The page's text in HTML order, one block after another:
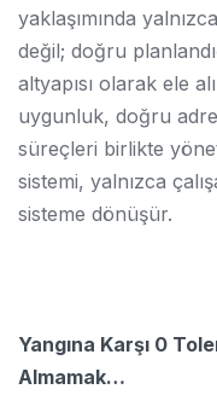
yaklaşımında
değil; doğru
altyapısı olarak ele
uygunluk, doğru
süreçleri birlikte
sistemi, yalnızca
sisteme dönüşür.
Yangına Karşı 0
Almamak…